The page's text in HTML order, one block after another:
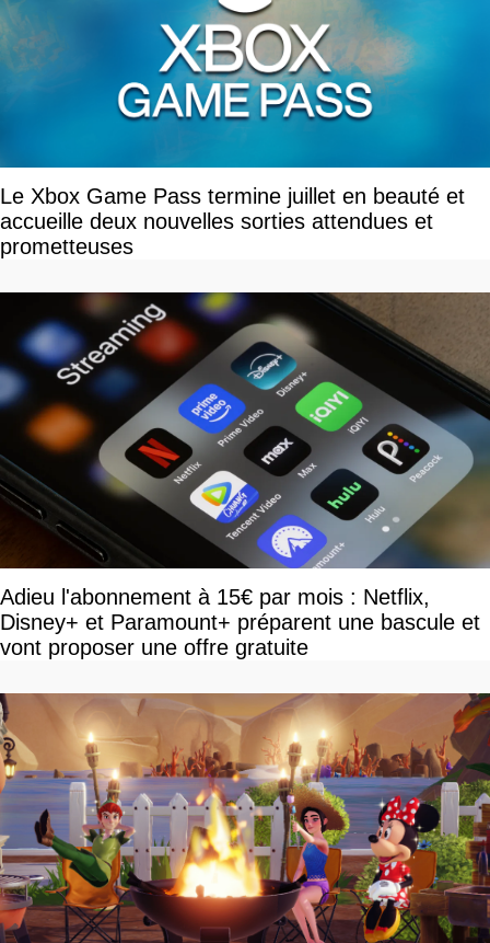
Le Xbox Game Pass termine juillet en beauté et
accueille deux nouvelles sorties attendues et
prometteuses
Adieu l'abonnement à 15€ par mois : Netflix,
Disney+ et Paramount+ préparent une bascule et
vont proposer une offre gratuite